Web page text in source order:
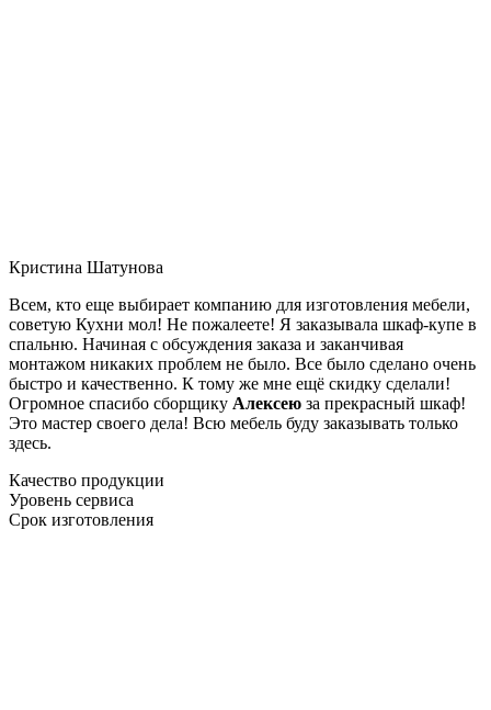
Кристина Шатунова
Всем, кто еще выбирает компанию для изготовления мебели,
советую Кухни мол! Не пожалеете! Я заказывала шкаф-купе в
спальню. Начиная с обсуждения заказа и заканчивая
монтажом никаких проблем не было. Все было сделано очень
быстро и качественно. К тому же мне ещё скидку сделали!
Огромное спасибо сборщику Алексею за прекрасный шкаф!
Это мастер своего дела! Всю мебель буду заказывать только
здесь.
Качество продукции
Уровень сервиса
Срок изготовления